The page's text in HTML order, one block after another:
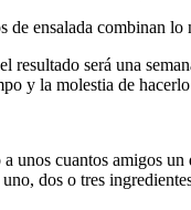
de ensalada combinan
resultado será una
y la molestia de
unos cuantos amigos
dos o tres